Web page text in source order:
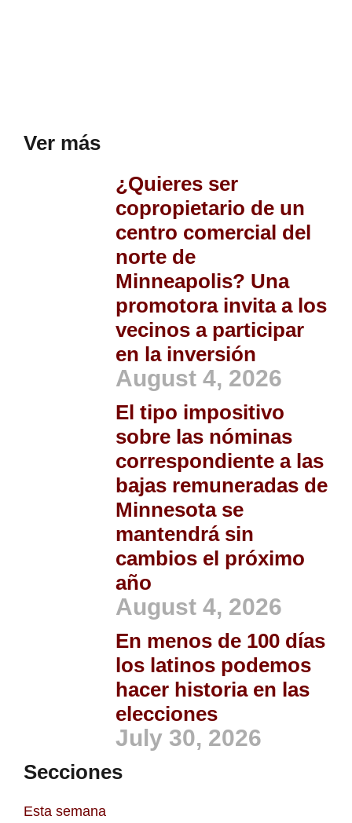
Ver más
¿Quieres ser
copropietario de un
centro comercial del
norte de
Minneapolis? Una
promotora invita a los
vecinos a participar
en la inversión
August 4, 2026
El tipo impositivo
sobre las nóminas
correspondiente a las
bajas remuneradas de
Minnesota se
mantendrá sin
cambios el próximo
año
August 4, 2026
En menos de 100 días
los latinos podemos
hacer historia en las
elecciones
July 30, 2026
Secciones
Esta semana